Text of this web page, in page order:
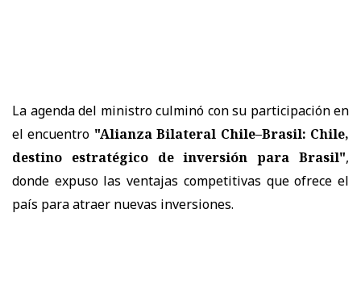
La agenda del ministro culminó con su participación en
el encuentro "Alianza Bilateral Chile–Brasil: Chile,
destino estratégico de inversión para Brasil",
donde expuso las ventajas competitivas que ofrece el
país para atraer nuevas inversiones.